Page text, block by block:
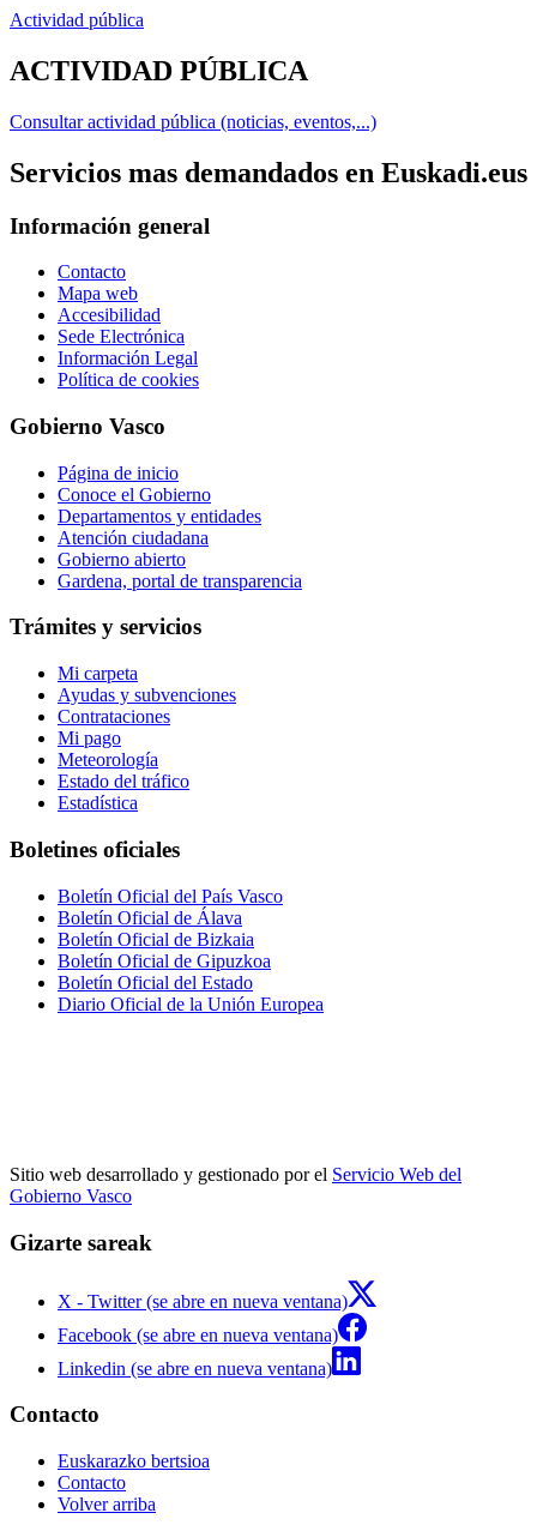
Actividad pública
ACTIVIDAD PÚBLICA
Consultar actividad pública (noticias, eventos,...)
Servicios mas demandados en Euskadi.eus
Información general
Contacto
Mapa web
Accesibilidad
Sede Electrónica
Información Legal
Política de cookies
Gobierno Vasco
Página de inicio
Conoce el Gobierno
Departamentos y entidades
Atención ciudadana
Gobierno abierto
Gardena, portal de transparencia
Trámites y servicios
Mi carpeta
Ayudas y subvenciones
Contrataciones
Mi pago
Meteorología
Estado del tráfico
Estadística
Boletines oficiales
Boletín Oficial del País Vasco
Boletín Oficial de Álava
Boletín Oficial de Bizkaia
Boletín Oficial de Gipuzkoa
Boletín Oficial del Estado
Diario Oficial de la Unión Europea
Sitio web desarrollado y gestionado por el Servicio Web del
Gobierno Vasco
Gizarte sareak
X - Twitter (se abre en nueva ventana)
Facebook (se abre en nueva ventana)
Linkedin (se abre en nueva ventana)
Contacto
Euskarazko bertsioa
Contacto
Volver arriba